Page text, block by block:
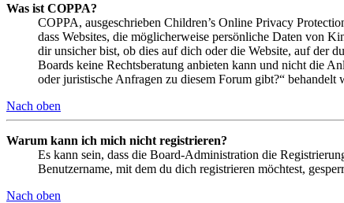
Was ist COPPA?
COPPA, ausgeschrieben Children’s Online Privacy
dass Websites, die möglicherweise persönliche Daten von
dir unsicher bist, ob dies auf dich oder die Website, auf der
Boards keine Rechtsberatung anbieten kann und nicht die
oder juristische Anfragen zu diesem Forum gibt?“ behandelt
Nach oben
Warum kann ich mich nicht registrieren?
Es kann sein, dass die Board-Administration die
Benutzername, mit dem du dich registrieren möchtest,
Nach oben